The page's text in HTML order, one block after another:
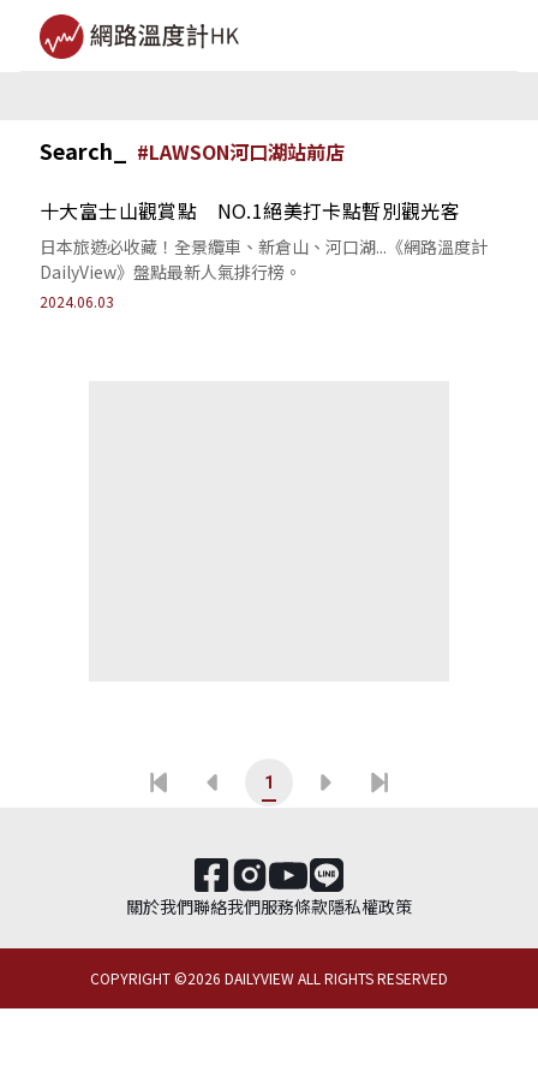
Search_ #LAWSON河口湖站前店
十大富士山觀賞點 NO.1絕美打卡點暫別觀光客
日本旅遊必收藏！全景纜車、新倉山、河口湖...《網路溫度計
DailyView》盤點最新人氣排行榜。
2024.06.03
1
關於我們聯絡我們服務條款隱私權政策
COPYRIGHT ©2026 DAILYVIEW ALL RIGHTS RESERVED